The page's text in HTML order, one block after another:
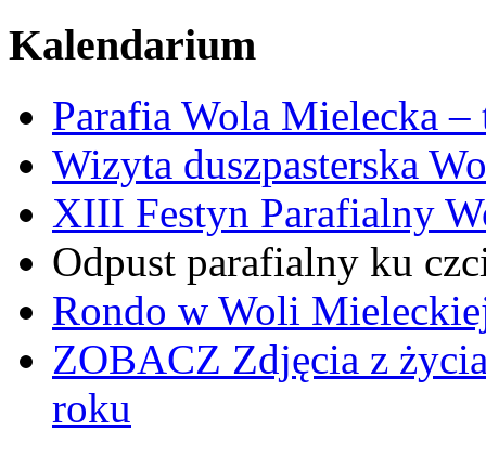
Kalendarium
Parafia Wola Mielecka
Wizyta duszpasterska
XIII Festyn Parafialny
Odpust parafialny ku
Rondo w Woli
ZOBACZ Zdjęcia z
roku